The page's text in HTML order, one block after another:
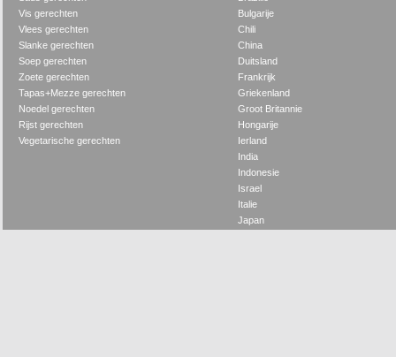
Vis gerechten
Vlees gerechten
Slanke gerechten
Soep gerechten
Zoete gerechten
Tapas+Mezze gerechten
Noedel gerechten
Rijst gerechten
Vegetarische gerechten
Bulgarije
Chili
China
Duitsland
Frankrijk
Griekenland
Groot Britannie
Hongarije
Ierland
India
Indonesie
Israel
Italie
Japan